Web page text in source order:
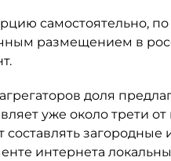
самостоятельно,
размещением в
доля
уже около трети
составлять
интернета